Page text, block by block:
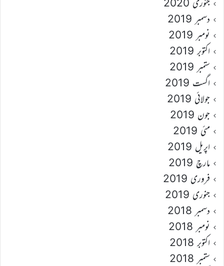
جنوری 2020
دسمبر 2019
نومبر 2019
اکتوبر 2019
ستمبر 2019
اگست 2019
جولائی 2019
جون 2019
مئی 2019
اپریل 2019
مارچ 2019
فروری 2019
جنوری 2019
دسمبر 2018
نومبر 2018
اکتوبر 2018
ستمبر 2018